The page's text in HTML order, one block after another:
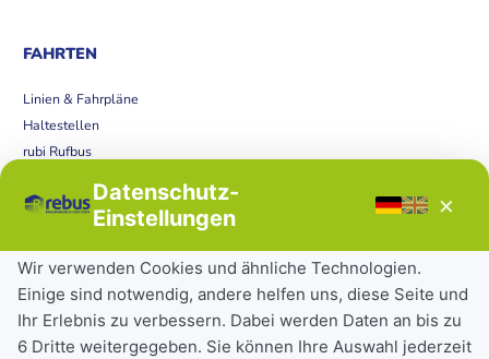
FAHRTEN
Linien & Fahrpläne
Haltestellen
rubi Rufbus
Störungen
Tickets & Tarife
Deutschlandticket
Schülerkarte
Einzeltickets
Datenschutz-
Einstellungen
×
Wir verwenden Cookies und ähnliche Technologien.
Einige sind notwendig, andere helfen uns, diese Seite und
Ihr Erlebnis zu verbessern. Dabei werden Daten an bis zu
6 Dritte weitergegeben. Sie können Ihre Auswahl jederzeit